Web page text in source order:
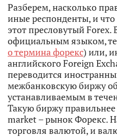
Разберем, насколько
иные респонденты, и
этот пресловутый Forex.
официальным языком,
о термина форекс) или,
английского Foreign
переводится
межбанковскую биржу
устанавливаемым в
Такую биржу правильнее
market – рынок Форекс.
торговля валютой, и